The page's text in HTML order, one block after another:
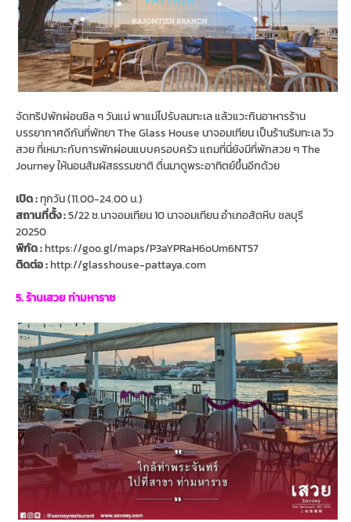
จัดทริปพักผ่อนชิล ๆ วันแม่ พาแม่ไปรับลมทะเล แล้วแวะกินอาหารร้าน
บรรยากาศดีกันที่พัทยา The Glass House นาจอมเทียน เป็นร้านริมทะเล วิว
สวย ที่เหมาะกับการพักผ่อนแบบครอบครัว แถมที่นี่ยังมีที่พักสวย ๆ The
Journey ให้นอนสัมผัสธรรมชาติ ตื่นมาดูพระอาทิตย์ขึ้นอีกด้วย
เปิด : ทุกวัน (11.00-24.00 น.)
สถานที่ตั้ง :5/22 ซ.นาจอมเทียน 10 นาจอมเทียน อำเภอสัตหีบ ชลบุรี
20250
พิกัด : https://goo.gl/maps/P3aYPRaH6oUm6NT57
ติดต่อ : http://glasshouse-pattaya.com
5. ร้านเสวย ท่ามหาราช